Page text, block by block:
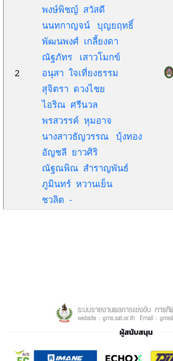
2
พงษ์พิชญ์ สวัสดี
นนทกาญจน์ บุญยฤทธิ์
พัฒนพงศ์ เกลี้ยงดา
ณัฐภัทร เสาวโมกข์
อนุสา ใจเที่ยงธรรม
สุจิตรา ดวงไชย
ไอริณ ศรีนวล
พรสวรรค์ หุมอาจ
นางสาวธัญวรรณ บุ้งทอง
อัญชลี ยาวศิริ
ณัฐณพิณ สำราญพันธ์
ภูมินทร์ หวานเย็น
ชวลิต -